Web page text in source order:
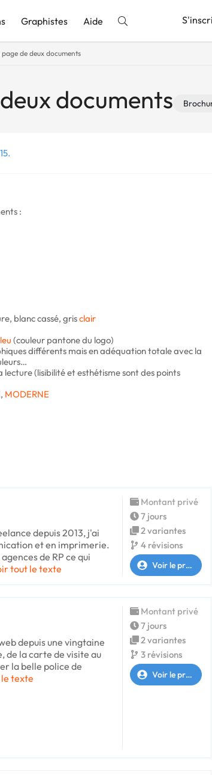
Graphistes Aide
page de deux documents
documents
:
blanc cassé, grisclair
(couleur pantone du logo)
différents mais en adéquation totale avec la
(lisibilité et esthétisme sont des points
MODERNE
depuis 2013, j'ai
et en imprimerie.
de RP ce qui
tout le texte
Montant privé
7 jours
2 variantes
4 révisions
Voir le profil
depuis une vingtaine
de la carte de visite au
la belle police de
texte
Montant privé
7 jours
2 variantes
3 révisions
Voir le profil